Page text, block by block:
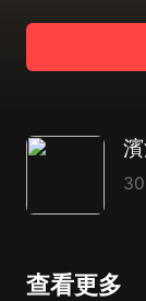
查看更多